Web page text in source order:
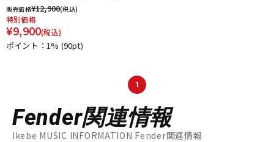
販売価格¥12,900(税込)
特別価格
¥9,900(税込)
ポイント：1% (90pt)
1
Fender関連情報
Ikebe MUSIC INFORMATION Fender関連情報